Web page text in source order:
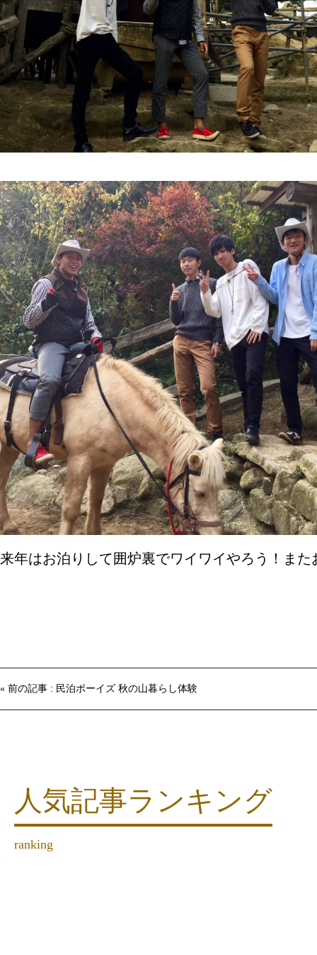
来年はお泊りして囲炉裏でワイワイやろう！また
« 前の記事 : 民泊ボーイズ 秋の山暮らし体験
人気記事ランキング
ranking